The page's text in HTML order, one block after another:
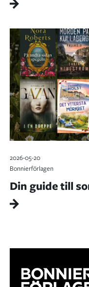
2026-05-20
Bonnierförlagen
Din guide till